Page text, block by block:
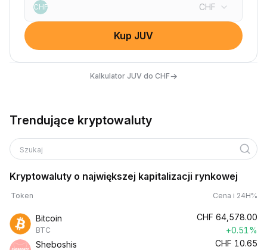
CHF CHF
Kup JUV
Kalkulator JUV do CHF→
Trendujące kryptowaluty
Szukaj
Kryptowaluty o największej kapitalizacji rynkowej
Token Cena i 24H%
Bitcoin
BTC
CHF 64,578.00
+0.51%
Sheboshis
CHF 10.65